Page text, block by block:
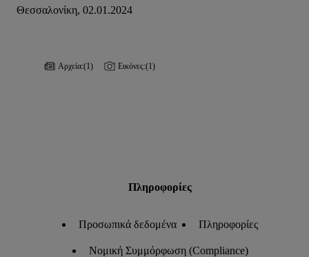
Θεσσαλονίκη, 02.01.2024
Αρχεία:(1) Εικόνες:(1)
Πληροφορίες
Προσωπικά δεδομένα Πληροφορίες
Νομική Συμμόρφωση (Compliance)